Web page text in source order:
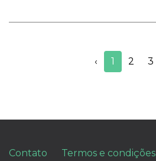
‹ 1 2 3
Contato Termos e condições